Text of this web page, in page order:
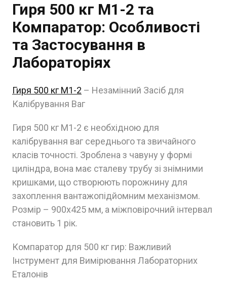
Гиря 500 кг M1-2 та
Компаратор: Особливості
та Застосування в
Лабораторіях
Гиря 500 кг M1-2 – Незамінний Засіб для
Калібрування Ваг
Гиря 500 кг M1-2 є необхідною для
калібрування ваг середнього та звичайного
класів точності. Зроблена з чавуну у формі
циліндра, вона має сталеву трубу зі знімними
кришками, що створюють порожнину для
захоплення вантажопідйомним механізмом.
Розмір – 900х425 мм, а міжповірочний інтервал
становить 1 рік.
Компаратор для 500 кг гир: Важливий
Інструмент для Вимірювання Лабораторних
Еталонів